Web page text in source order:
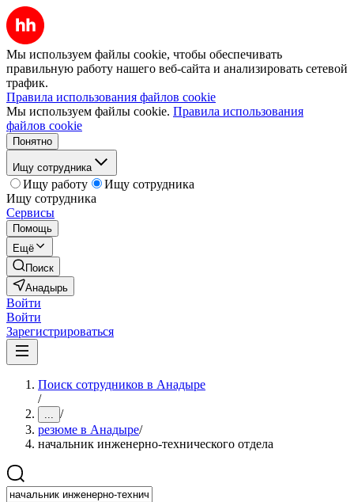
Мы используем файлы cookie, чтобы обеспечивать
правильную работу нашего веб-сайта и анализировать сетевой
трафик.
Правила использования файлов cookie
Мы используем файлы cookie. Правила использования
файлов cookie
Понятно
Ищу сотрудника
Ищу работу
Ищу сотрудника
Ищу сотрудника
Сервисы
Помощь
Ещё
Поиск
Анадырь
Войти
Войти
Зарегистрироваться
Поиск сотрудников в Анадыре
/
... /
резюме в Анадыре/
начальник инженерно-технического отдела